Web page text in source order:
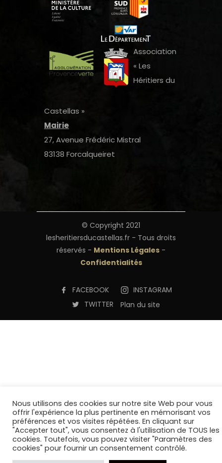
Association
« Les
Héritiers du
Castellas »
Mairie
27, Avenue Frédéric Mistral
83138 Forcalqueiret
© Copyright 2021
lesheritiersducastellas.fr - Tous droits
réservés - Mentions Légales -
Confidentialités
FACEBOOK
INSTAGRAM
TWITTER
Plan du site
Nous utilisons des cookies sur notre site Web pour vous
offrir l'expérience la plus pertinente en mémorisant vos
préférences et vos visites répétées. En cliquant sur
"Accepter tout", vous consentez à l'utilisation de TOUS les
cookies. Toutefois, vous pouvez visiter "Paramètres des
cookies" pour fournir un consentement contrôlé.